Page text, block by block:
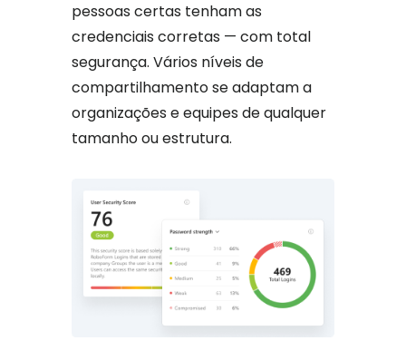
pessoas certas tenham as
credenciais corretas — com total
segurança. Vários níveis de
compartilhamento se adaptam a
organizações e equipes de qualquer
tamanho ou estrutura.